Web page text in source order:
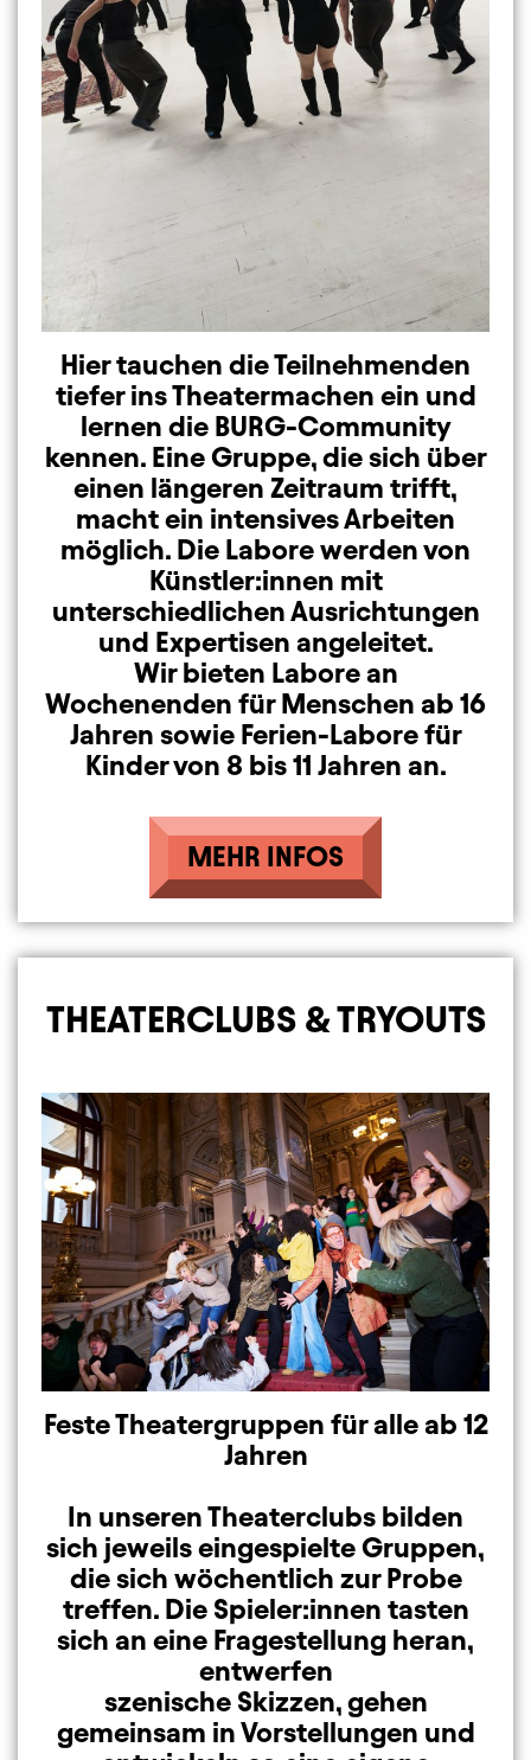
Hier tauchen die Teilnehmenden
tiefer ins Theatermachen ein und
lernen die BURG-Community
kennen. Eine Gruppe, die sich über
einen längeren Zeitraum trifft,
macht ein intensives Arbeiten
möglich. Die Labore werden von
Künstler:innen mit
unterschiedlichen Ausrichtungen
und Expertisen angeleitet.
Wir bieten Labore an
Wochenenden für Menschen ab 16
Jahren sowie Ferien-Labore für
Kinder von 8 bis 11 Jahren an.
MEHR INFOS
THEATERCLUBS & TRYOUTS
Image
Feste Theatergruppen für alle ab 12
Jahren
In unseren Theaterclubs bilden
sich jeweils eingespielte Gruppen,
die sich wöchentlich zur Probe
treffen. Die Spieler:innen tasten
sich an eine Fragestellung heran,
entwerfen
szenische Skizzen, gehen
gemeinsam in Vorstellungen und